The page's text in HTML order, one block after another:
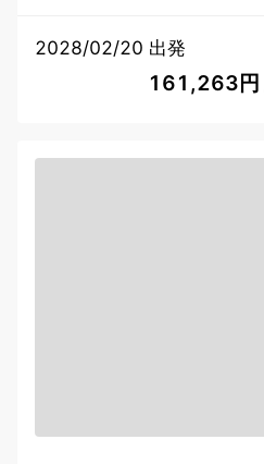
2028/02/20 出発
161,263円